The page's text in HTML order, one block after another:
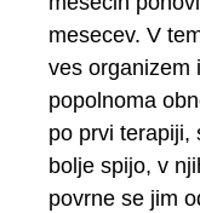
mesecev. V
ves organizem
popolnoma
po prvi terapiji,
bolje spijo, v
povrne se jim